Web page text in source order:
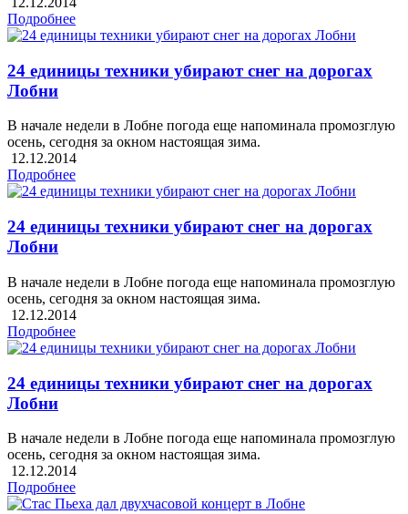
Подробнее
24 единицы техники убирают снег на дорогах
Лобни
В начале недели в Лобне погода еще напоминала промозглую
осень, сегодня за окном настоящая зима.
12.12.2014
Подробнее
24 единицы техники убирают снег на дорогах
Лобни
В начале недели в Лобне погода еще напоминала промозглую
осень, сегодня за окном настоящая зима.
12.12.2014
Подробнее
24 единицы техники убирают снег на дорогах
Лобни
В начале недели в Лобне погода еще напоминала промозглую
осень, сегодня за окном настоящая зима.
12.12.2014
Подробнее